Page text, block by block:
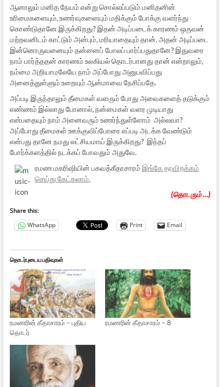
ஆனாலும் மனித நேயம் என்று சொல்லப்படும் மனிதனின்
உரிமைகளையும், உணர்வுகளையும் மதிக்கும் போக்கு வளர்ந்து
கொண்டுதானே இருக்கிறது? இதன் அடிப்படைக் காரணம் ஒருவன்
மற்றவனிடம் காட்டும் அன்பும், மரியாதையும் தான். அதன் அடிப்படை
இன்னொருவனையும் தன்னைப் போலப் பார்ப்பதுதானே? இதுவரை
நாம் பார்த்ததன் காரணம் உலகியல் தொடர்பானது தான் என்றாலும்,
நம்மை அறியாமலேயே நாம் அப்போது அனுபவிப்பது
அனைத்துள்ளும் உறையும் ஆன்மாவை நேசிப்பதே.
அப்படி இருந்தாலும் தீமைகள் வளரும் போது அவைகளைத் தடுக்கும்
எண்ணம் இல்லாது போனால், நன்மைகள் வளர முடியாது
என்பதையும் நாம் அனைவரும் உணர்ந்துள்ளோம் அல்லவா?
அப்போது தீமைகள் ஊக்குவிப்போரை எப்படி அடக்க வேண்டும்
என்பது தானே நமது லட்சியமாய் இருக்கிறது? இந்தப்
போர்க்களத்தில் நடக்கப் போவதும் அதுவே.
ரமண மகரிஷியின் பகவத்கீதாசாரம் இங்கே தரவிறக்கம்
செய்து கேட்கலாம்
(தொடரும் …)
Share this:
WhatsApp
Print Email
தொடர்புடைய பதிவுகள்
ரமணரின் கீதாசாரம் – புதிய
தொடர்
ரமணரின் கீதாசாரம் – 8